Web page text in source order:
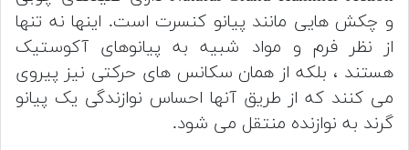
و چکش هایی مانند پیانو کنسرت است. اینها نه تنها
از نظر فرم و مواد شبیه به پیانوهای آکوستیک
هستند ، بلکه از همان سکانس های حرکتی نیز پیروی
می کنند که از طریق آنها احساس نوازندگی یک پیانو
گرند به نوازنده منتقل می شود.